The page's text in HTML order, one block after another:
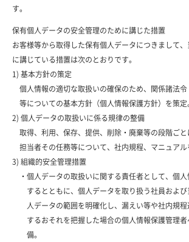
す。
保有個人データの安全管理のために講じた措置
お客様等から取得した保有個人データにつきまして
に講じている措置は次のとおりです。
1) 基本方針の策定
個人情報の適切な取扱いの確保のため、関係諸法
等についての基本方針（個人情報保護方針）を策定
2) 個人データの取扱いに係る規律の整備
取得、利用、保存、提供、削除・廃棄等の段階ごと
担当者その任務等について、社内規程、マニュアル
3) 組織的安全管理措置
・個人データの取扱いに関する責任者として、個
するとともに、個人データを取り扱う社員およ
人データの範囲を明確化し、漏えい等や社内規
するおそれを把握した場合の個人情報保護管理
備。